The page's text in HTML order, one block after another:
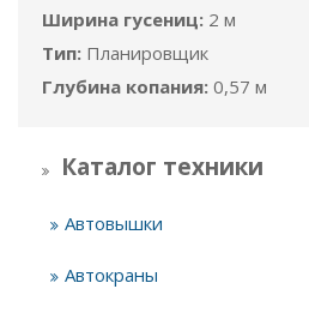
Ширина гусениц: 2 м
Тип: Планировщик
Глубина копания: 0,57 м
Каталог техники
Автовышки
Автокраны